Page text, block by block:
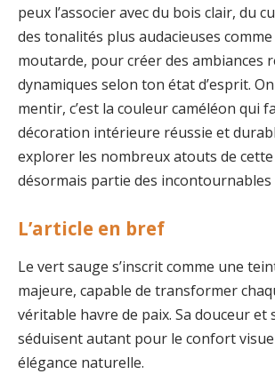
peux l’associer avec du bois clair, du
des tonalités plus audacieuses
moutarde, pour créer des ambiances
dynamiques selon ton état d’esprit.
mentir, c’est la couleur caméléon qui
décoration intérieure réussie et
explorer les nombreux atouts de
désormais partie des incontournables
L’article en bref
Le vert sauge s’inscrit comme une
majeure, capable de transformer
véritable havre de paix. Sa douceur et
séduisent autant pour le confort
élégance naturelle.